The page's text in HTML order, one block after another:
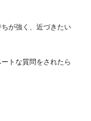
ちが強く、近づきたい
トな質問をされたら